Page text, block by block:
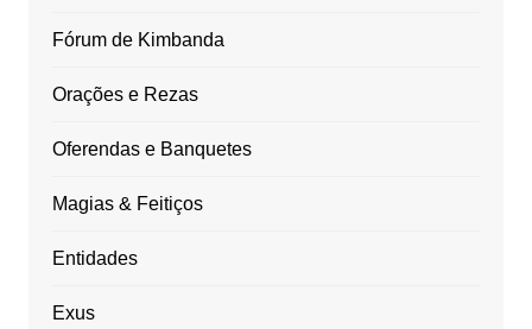
Fórum de Kimbanda
Orações e Rezas
Oferendas e Banquetes
Magias & Feitiços
Entidades
Exus